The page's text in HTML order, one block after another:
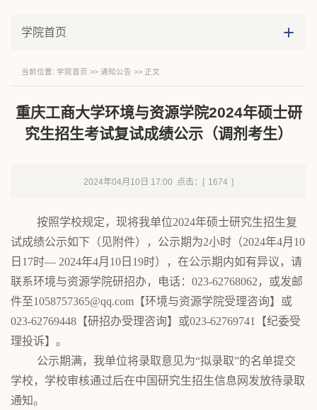
学院首页
当前位置: 学院首页 >> 通知公告 >> 正文
重庆工商大学环境与资源学院2024年硕士研
究生招生考试复试成绩公示（调剂考生）
2024年04月10日 17:00 点击：[ 1674 ]
按照学校规定，现将我单位2024年硕士研究生招生复
试成绩公示如下（见附件），公示期为2小时（2024年4月 10
日 17时— 2024年4月 10 日 19时），在公示期内如有异议，请
联系环境与资源学院研招办，电话： 023-62768062 ，或发邮
件至1058757365@qq.com 【环境与资源学院受理咨询】或
023-62769448 【研招办受理咨询】或023-62769741
【纪委受
理投诉】。
公示期满，我单位将录取意见为“拟录取”的名单提交
学校，学校审核通过后在中国研究生招生信息网 发放待录取
通知。